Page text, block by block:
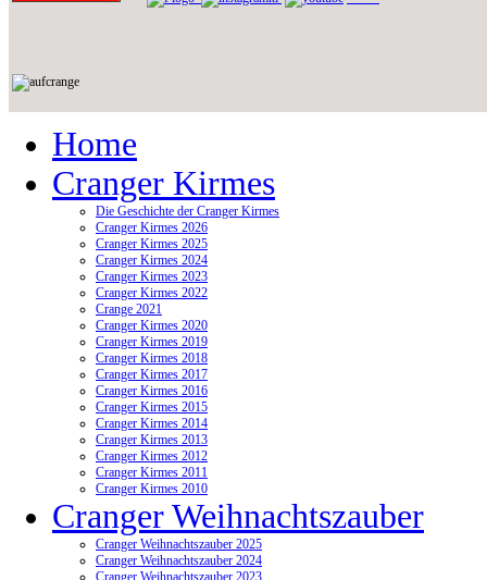
Home
Cranger Kirmes
Die Geschichte der Cranger Kirmes
Cranger Kirmes 2026
Cranger Kirmes 2025
Cranger Kirmes 2024
Cranger Kirmes 2023
Cranger Kirmes 2022
Crange 2021
Cranger Kirmes 2020
Cranger Kirmes 2019
Cranger Kirmes 2018
Cranger Kirmes 2017
Cranger Kirmes 2016
Cranger Kirmes 2015
Cranger Kirmes 2014
Cranger Kirmes 2013
Cranger Kirmes 2012
Cranger Kirmes 2011
Cranger Kirmes 2010
Cranger Weihnachtszauber
Cranger Weihnachtszauber 2025
Cranger Weihnachtszauber 2024
Cranger Weihnachtszauber 2023